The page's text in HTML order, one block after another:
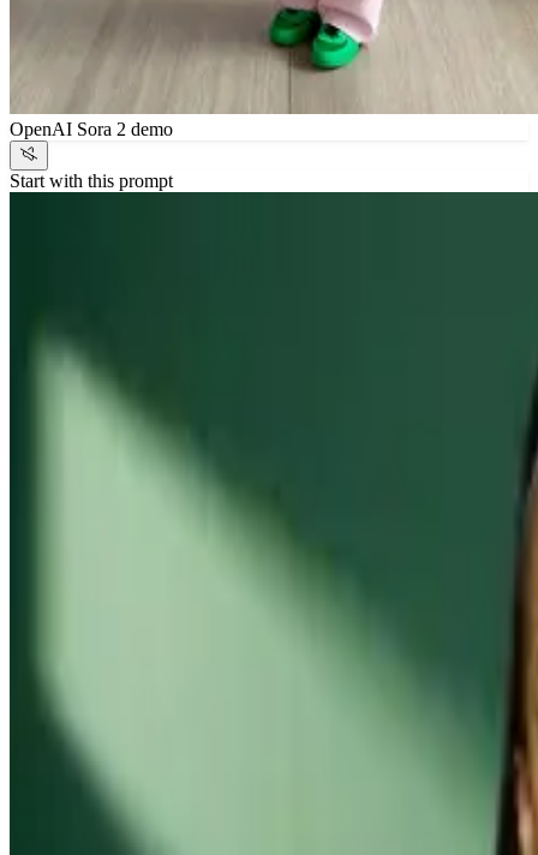
OpenAI Sora 2 demo
Start with this prompt